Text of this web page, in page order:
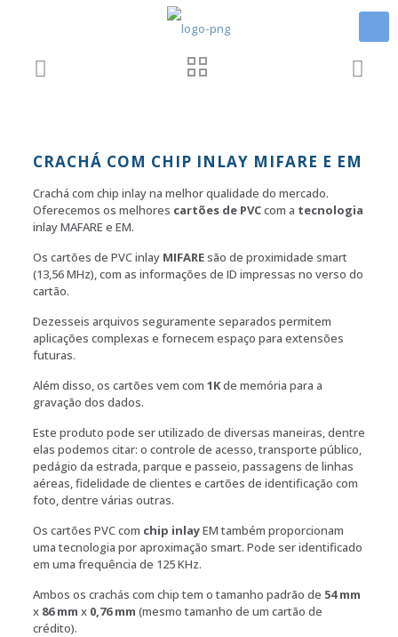
CRACHÁ COM CHIP INLAY MIFARE E EM
Crachá com chip inlay na melhor qualidade do mercado.
Oferecemos os melhores cartões de PVCcom a tecnologia
inlay MAFARE e EM.
Os cartões de PVC inlay MIFAREsão de proximidade smart
(13,56 MHz), com as informações de ID impressas no verso do
cartão.
Dezesseis arquivos seguramente separados permitem
aplicações complexas e fornecem espaço para extensões
futuras.
Além disso, os cartões vem com 1Kde memória para a
gravação dos dados.
Este produto pode ser utilizado de diversas maneiras, dentre
elas podemos citar: o controle de acesso, transporte público,
pedágio da estrada, parque e passeio, passagens de linhas
aéreas, fidelidade de clientes e cartões de identificação com
foto, dentre várias outras.
Os cartões PVC com chip inlayEM também proporcionam
uma tecnologia por aproximação smart. Pode ser identificado
em uma frequência de 125 KHz.
Ambos os crachás com chip tem o tamanho padrão de 54 mm
x 86 mm x 0,76 mm (mesmo tamanho de um cartão de
crédito).